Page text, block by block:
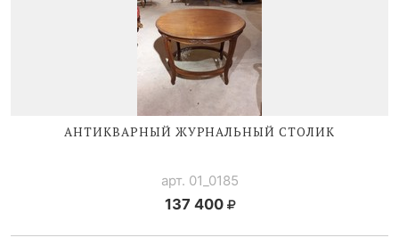
АНТИКВАРНЫЙ ЖУРНАЛЬНЫЙ СТОЛИК
арт. 01_0185
137 400